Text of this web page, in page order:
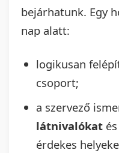
bejárhatunk. Egy
nap alatt:
logikusan
csoport;
a szervező
látnivalókat
érdekes